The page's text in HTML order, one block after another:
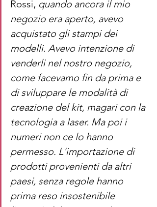
Rossi, quando ancora il mio
negozio era aperto, avevo
acquistato gli stampi dei
modelli. Avevo intenzione di
venderli nel nostro negozio,
come facevamo fin da prima e
di sviluppare le modalità di
creazione del kit, magari con la
tecnologia a laser. Ma poi i
numeri non ce lo hanno
permesso. L'importazione di
prodotti provenienti da altri
paesi, senza regole hanno
prima reso insostenibile